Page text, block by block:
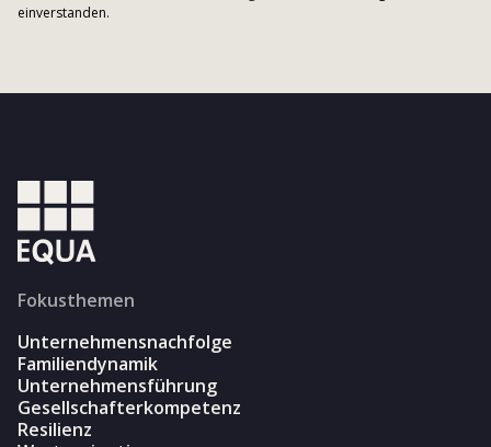
einverstanden.
Fokusthemen
Unternehmensnachfolge
Familiendynamik
Unternehmensführung
Gesellschafterkompetenz
Resilienz